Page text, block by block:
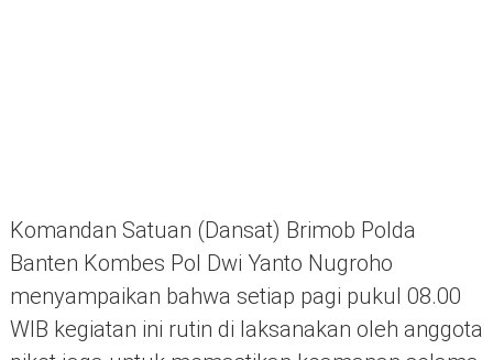
Komandan Satuan (Dansat) Brimob Polda
Banten Kombes Pol Dwi Yanto Nugroho
menyampaikan bahwa setiap pagi pukul 08.00
WIB kegiatan ini rutin di laksanakan oleh anggota